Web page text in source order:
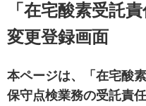
事業者の方へ
出版物・物品の販売
協会連絡先
「在宅酸素受託
変更登録画面
本ページは、「在宅酸
保守点検業務の受託責